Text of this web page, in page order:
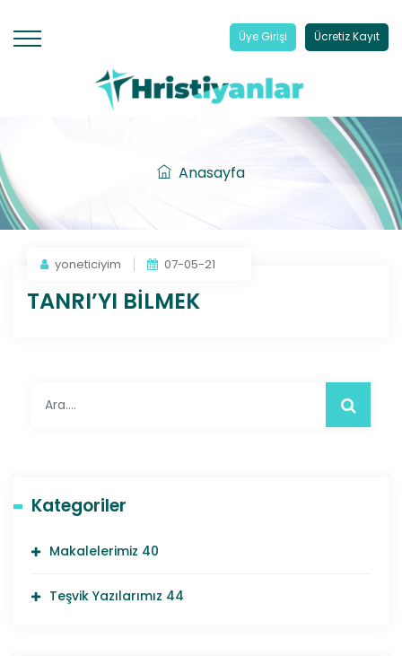
Üye Girişi Ücretiz Kayıt
Anasayfa
yoneticiyim 07-05-21
TANRI’YI BİLMEK
Kategoriler
Makalelerimiz 40
Teşvik Yazılarımız 44